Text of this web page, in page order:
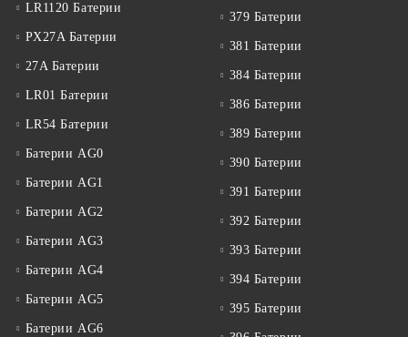
LR1120 Батерии
PX27A Батерии
27A Батерии
LR01 Батерии
LR54 Батерии
Батерии AG0
Батерии AG1
Батерии AG2
Батерии AG3
Батерии AG4
Батерии AG5
Батерии AG6
379 Батерии
381 Батерии
384 Батерии
386 Батерии
389 Батерии
390 Батерии
391 Батерии
392 Батерии
393 Батерии
394 Батерии
395 Батерии